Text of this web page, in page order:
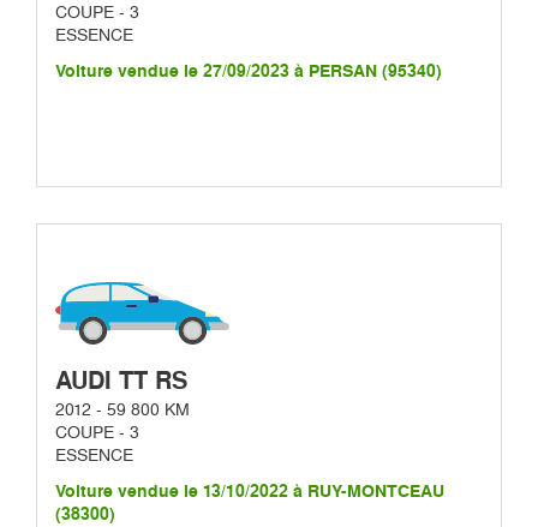
COUPE - 3
ESSENCE
Voiture vendue le 27/09/2023 à PERSAN (95340)
AUDI TT RS
2012 - 59 800 KM
COUPE - 3
ESSENCE
Voiture vendue le 13/10/2022 à RUY-MONTCEAU
(38300)